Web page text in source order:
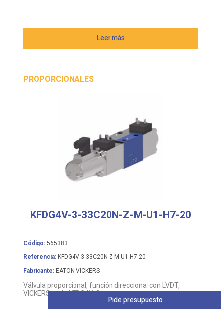
Leer más
PROPORCIONALES
KFDG4V-3-33C20N-Z-M-U1-H7-20
Código: 565383
Referencia: KFDG4V-3-33C20N-Z-M-U1-H7-20
Fabricante: EATON VICKERS
Válvula proporcional, función direccional con LVDT,
VICKERS serie KFDG4V-3
Pide presupuesto